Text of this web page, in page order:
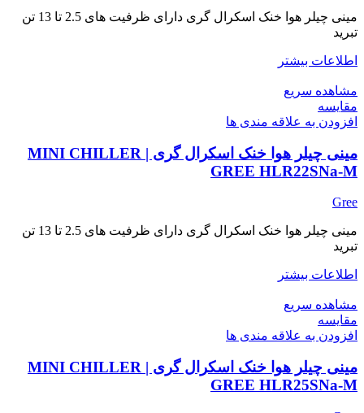
مینی چیلر هوا خنک اسکرال گری دارای ظرفیت های 2.5 تا 13 تن
تبرید
اطلاعات بیشتر
مشاهده سریع
مقایسه
افزودن به علاقه مندی ها
مینی چیلر هوا خنک اسکرال گری | MINI CHILLER
GREE HLR22SNa-M
Gree
مینی چیلر هوا خنک اسکرال گری دارای ظرفیت های 2.5 تا 13 تن
تبرید
اطلاعات بیشتر
مشاهده سریع
مقایسه
افزودن به علاقه مندی ها
مینی چیلر هوا خنک اسکرال گری | MINI CHILLER
GREE HLR25SNa-M